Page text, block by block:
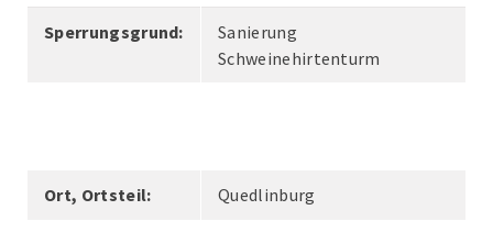
Sperrungsgrund:
Sanierung
Schweinehirtenturm
Ort, Ortsteil: Quedlinburg